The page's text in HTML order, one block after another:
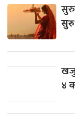
सुरु
सुरु
४